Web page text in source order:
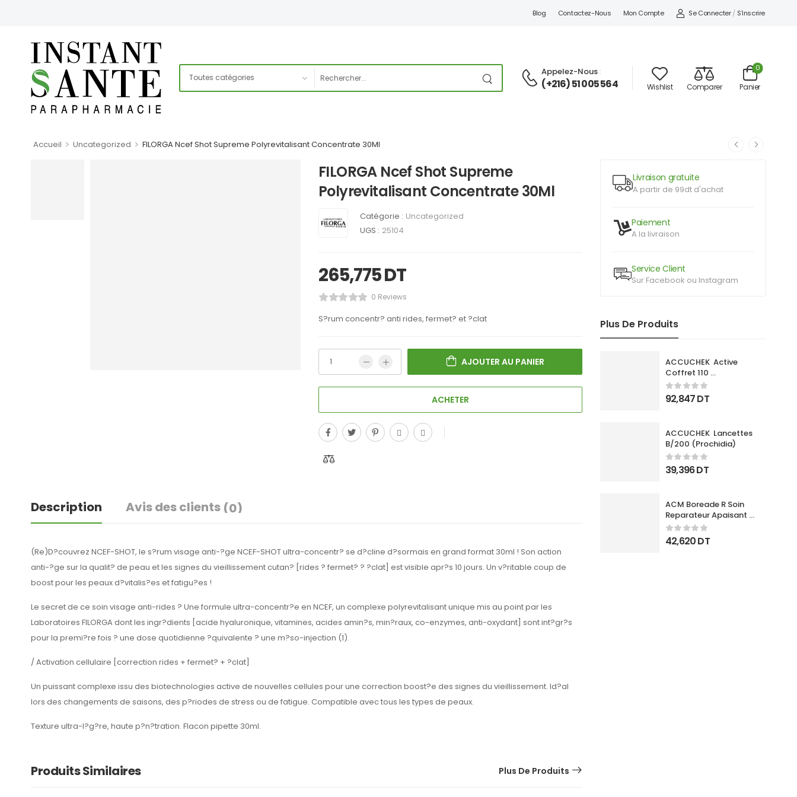
Blog Contactez-Nous Mon Compte Se Connecter / S'inscrire
Appelez-Nous :
(+216) 51 005 564 Wishlist Comparer Panier
0
Accueil > Uncategorized > FILORGA Ncef Shot Supreme Polyrevitalisant Concentrate 30Ml
Livraison gratuite
A partir de 99dt d'achat
Paiement
A la livraison
Service Client
Sur Facebook ou Instagram
Plus De Produits
ACCUCHEK  Active
Coffret 110
Bandlettes+Appareil
92,847DT
ACCUCHEK  Lancettes
B/200 (Prochidia)
39,396DT
ACM Boreade R Soin
Reparateur Apaisant
40Ml
42,620DT
FILORGA Ncef Shot Supreme
Polyrevitalisant Concentrate 30Ml
Catégorie : Uncategorized
UGS : 25104
265,775DT
0 Reviews
S?rum concentr? anti rides, fermet? et ?clat
AJOUTER AU PANIER
ACHETER
Description Avis des clients (0)
(Re)D?couvrez NCEF-SHOT, le s?rum visage anti-?ge NCEF-SHOT ultra-concentr? se d?cline d?sormais en grand format 30ml ! Son action
anti-?ge sur la qualit? de peau et les signes du vieillissement cutan? [rides ? fermet? ? ?clat] est visible apr?s 10 jours. Un v?ritable coup de
boost pour les peaux d?vitalis?es et fatigu?es !
Le secret de ce soin visage anti-rides ? Une formule ultra-concentr?e en NCEF, un complexe polyrevitalisant unique mis au point par les
Laboratoires FILORGA dont les ingr?dients [acide hyaluronique, vitamines, acides amin?s, min?raux, co-enzymes, anti-oxydant] sont int?gr?s
pour la premi?re fois ? une dose quotidienne ?quivalente ? une m?so-injection (1).
/ Activation cellulaire [correction rides + fermet? + ?clat]
Un puissant complexe issu des biotechnologies active de nouvelles cellules pour une correction boost?e des signes du vieillissement. Id?al
lors des changements de saisons, des p?riodes de stress ou de fatigue. Compatible avec tous les types de peaux.
Texture ultra-l?g?re, haute p?n?tration. Flacon pipette 30ml.
Produits Similaires Plus De Produits